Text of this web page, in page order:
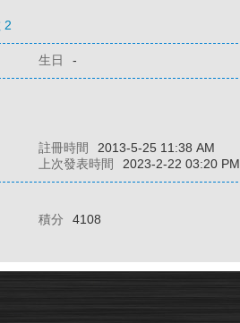
2
生日 -
註冊時間 2013-5-25 11:38 AM
上次發表時間 2023-2-22 03:20 PM
積分 4108